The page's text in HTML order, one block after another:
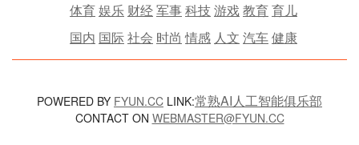
体育娱乐 财经军事科技游戏教育育儿
国内 国际社会 时尚 情感 人文 汽车健康
POWERED BY FYUN.CC LINK:常熟AI人工智能俱乐部
CONTACT ON WEBMASTER@FYUN.CC